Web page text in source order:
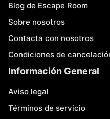
Blog de Escape Room
Sobre nosotros
Contacta con nosotros
Condiciones de
Información General
Aviso legal
Términos de servicio